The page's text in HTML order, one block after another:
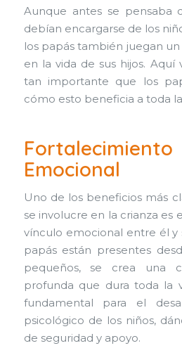
Aunque antes se pensaba
debían encargarse de los
los papás también juegan
en la vida de sus hijos.
tan importante que los
cómo esto beneficia a toda
Emocional
Uno de los beneficios más
se involucre en la crianza es
vínculo emocional entre él y
papás están presentes
pequeños, se crea una
profunda que dura toda la
fundamental para el
psicológico de los niños,
de seguridad y apoyo.